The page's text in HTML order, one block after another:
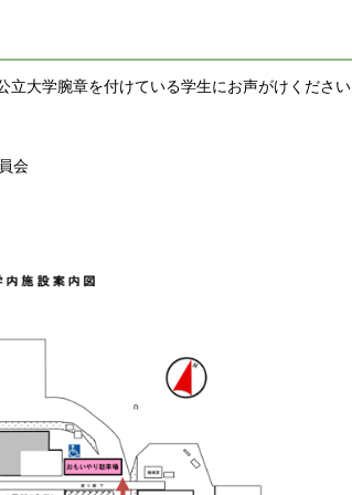
大学腕章を付けている学生にお声がけください
会